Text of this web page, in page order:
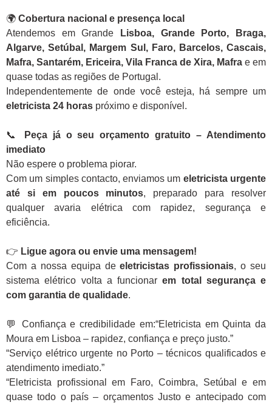
🌍 Cobertura nacional e presença local
Atendemos em Grande
Lisboa, Grande Porto, Braga,
Algarve, Setúbal, Margem Sul, Faro, Barcelos, Cascais,
Mafra, Santarém, Ericeira, Vila Franca de Xira, Mafra e em
quase todas as regiões de Portugal.
Independentemente de onde você esteja, há sempre um
eletricista 24 horas próximo e disponível.
📞
Peça já o seu orçamento gratuito – Atendimento
imediato
Não espere o problema piorar.
Com um simples contacto, enviamos um eletricista urgente
até si em poucos minutos, preparado para resolver
qualquer avaria elétrica com rapidez, segurança e
eficiência.
👉 Ligue agora ou envie uma mensagem!
Com a nossa equipa deeletricistas profissionais, o seu
sistema elétrico volta a funcionarem total segurança e
com garantia de qualidade.
💬 Confiança e credibilidade em:“Eletricista em Quinta da
Moura em Lisboa – rapidez, confiança e preço justo.”
“Serviço elétrico urgente no Porto – técnicos qualificados e
atendimento imediato.”
“Eletricista profissional em Faro, Coimbra, Setúbal e em
quase todo o país – orçamentos Justo e antecipado com